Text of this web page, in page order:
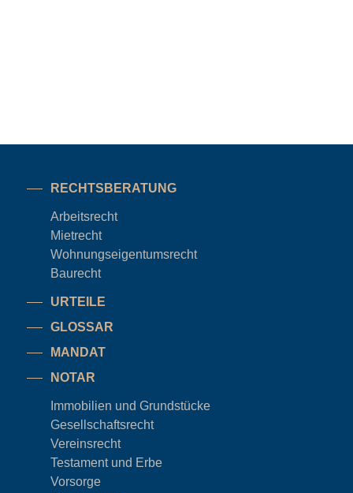
RECHTSBERATUNG
Arbeitsrecht
Mietrecht
Wohnungseigentumsrecht
Baurecht
URTEILE
GLOSSAR
MANDAT
NOTAR
Immobilien und Grundstücke
Gesellschaftsrecht
Vereinsrecht
Testament und Erbe
Vorsorge